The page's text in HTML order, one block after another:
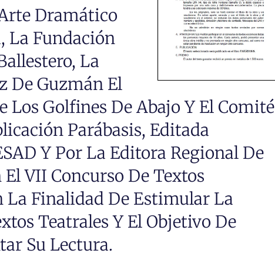
Dramático
La Fundación
La
De Guzmán El
Los Golfines De Abajo Y El Comité
Parábasis, Editada
Y Por La Editora Regional De
VII Concurso De Textos
La Finalidad De Estimular La
Teatrales Y El Objetivo De
Su Lectura.